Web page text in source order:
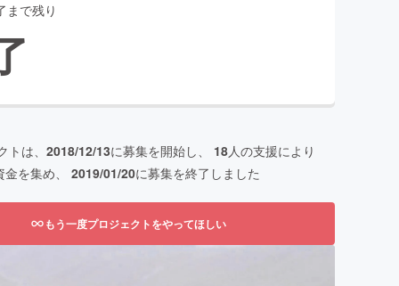
まで残り
は、 2018/12/13に募集を開始し、 18人の支援により
を集め、 2019/01/20に募集を終了しました
もう一度プロジェクトをやってほしい